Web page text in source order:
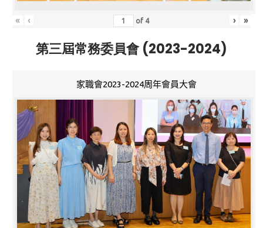
« ‹ of 4 › »
第三屆常務委員會 (2023-2024)
家職會2023-2024周年會員大會